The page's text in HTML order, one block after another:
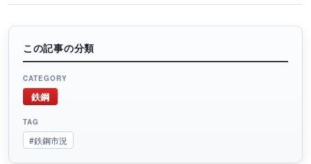
この記事の分類
CATEGORY
鉄鋼
TAG
#鉄鋼市況